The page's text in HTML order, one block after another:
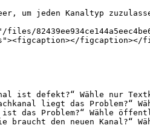
um jeden Kanaltyp
files/
figcaption></
ist defekt?“ Wähle nur
liegt das Problem?“
ist das Problem?“ Wähle
braucht den neuen Kanal?“